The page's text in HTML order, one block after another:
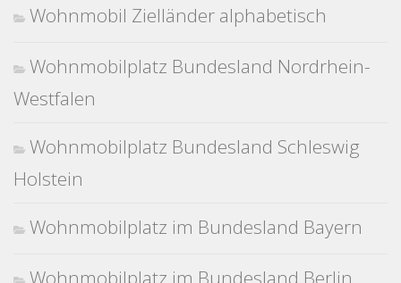
Wohnmobil Zielländer alphabetisch
Wohnmobilplatz Bundesland Nordrhein-
Westfalen
Wohnmobilplatz Bundesland Schleswig
Holstein
Wohnmobilplatz im Bundesland Bayern
Wohnmobilplatz im Bundesland Berlin